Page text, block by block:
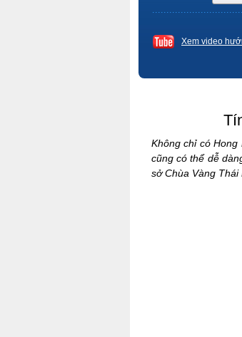
Xem video
Không chỉ có
cũng có thể dễ
sở Chùa Vàng